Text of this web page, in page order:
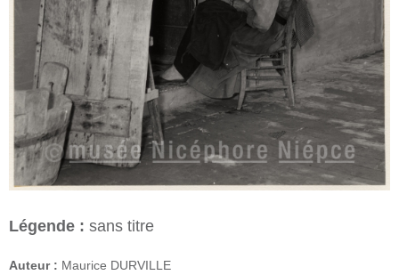
Légende : sans titre
Auteur : Maurice DURVILLE